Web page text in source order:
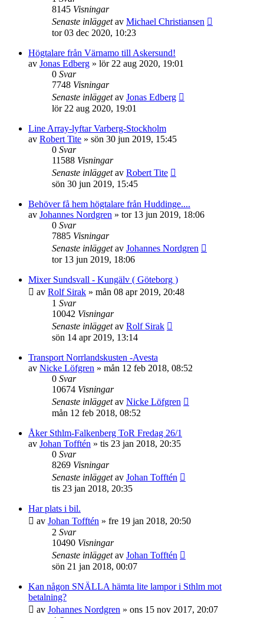
8145 Visningar
Senaste inläggetav Michael Christiansen
tor 03 dec 2020, 10:23
Högtalare från Värnamo till Askersund!
av Jonas Edberg » lör 22 aug 2020, 19:01
0 Svar
7748 Visningar
Senaste inläggetav Jonas Edberg
lör 22 aug 2020, 19:01
Line Array-lyftar Varberg-Stockholm
av Robert Tite » sön 30 jun 2019, 15:45
0 Svar
11588 Visningar
Senaste inläggetav Robert Tite
sön 30 jun 2019, 15:45
Behöver få hem högtalare från Huddinge....
av Johannes Nordgren » tor 13 jun 2019, 18:06
0 Svar
7885 Visningar
Senaste inläggetav Johannes Nordgren
tor 13 jun 2019, 18:06
Mixer Sundsvall - Kungälv ( Göteborg )
av Rolf Sirak » mån 08 apr 2019, 20:48
1 Svar
10042 Visningar
Senaste inläggetav Rolf Sirak
sön 14 apr 2019, 13:14
Transport Norrlandskusten -Avesta
av Nicke Löfgren » mån 12 feb 2018, 08:52
0 Svar
10674 Visningar
Senaste inläggetav Nicke Löfgren
mån 12 feb 2018, 08:52
Åker Sthlm-Falkenberg ToR Fredag 26/1
av Johan Tofftén » tis 23 jan 2018, 20:35
0 Svar
8269 Visningar
Senaste inläggetav Johan Tofftén
tis 23 jan 2018, 20:35
Har plats i bil.
av Johan Tofftén » fre 19 jan 2018, 20:50
2 Svar
10490 Visningar
Senaste inläggetav Johan Tofftén
sön 21 jan 2018, 00:07
Kan någon SNÄLLA hämta lite lampor i Sthlm mot
betalning?
av Johannes Nordgren » ons 15 nov 2017, 20:07